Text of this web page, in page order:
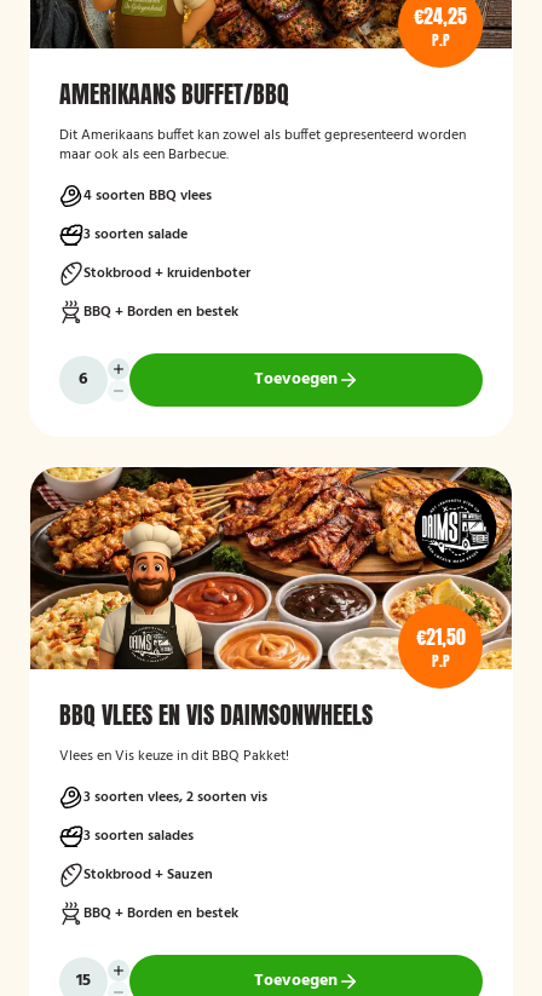
€24,25
P.P
AMERIKAANS BUFFET/BBQ
Dit Amerikaans buffet kan zowel als buffet gepresenteerd worden
maar ook als een Barbecue.
4 soorten BBQ vlees
3 soorten salade
Stokbrood + kruidenboter
BBQ + Borden en bestek
Toevoegen
€21,50
P.P
BBQ VLEES EN VIS DAIMSONWHEELS
Vlees en Vis keuze in dit BBQ Pakket!
3 soorten vlees, 2 soorten vis
3 soorten salades
Stokbrood + Sauzen
BBQ + Borden en bestek
Toevoegen